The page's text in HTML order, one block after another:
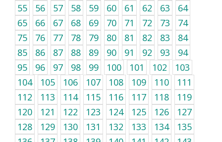
55
56 57 58 59 60 61 62 63
64
65
66 67 68 69 70 71 72 73
74
75
76 77 78 79 80 81 82 83
84
85
86 87 88 89 90 91 92 93
94
95
96 97 98 99 100 101 102
103
104
105 106 107 108 109 110
111
112
113 114 115 116 117 118
119
120
121 122 123 124 125 126
127
128
129 130 131 132 133 134
135